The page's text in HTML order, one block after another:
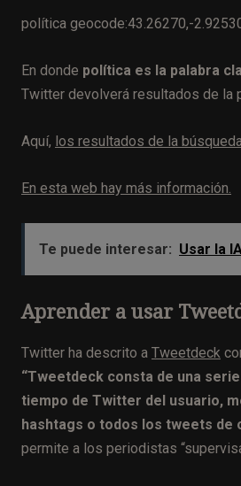
política geocode:43.26270,-
En donde política es la palabra
Twitter devolverá resultados de la
Aquí, los resultados de la
En esta web hay más información.
Te puede interesar: Usar la
Aprender a usar
Twitter ha descrito a Tweetdeck
“Tweetdeck consta de una
tiempo de Twitter del usuario,
hashtags o todos los tweets de
permite a los periodistas